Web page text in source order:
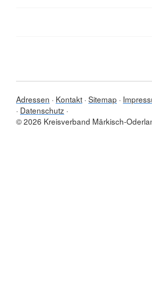
Adressen Kontakt Sitemap
Datenschutz
© 2026 Kreisverband Märkisch-